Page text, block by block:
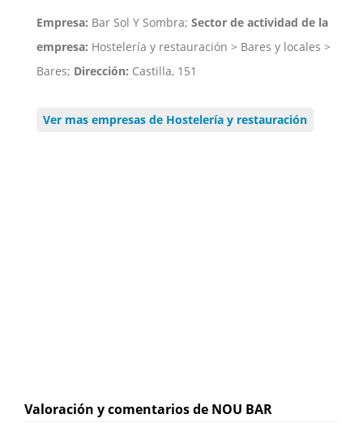
Empresa: Bar Sol Y Sombra; Sector de actividad de la
empresa: Hostelería y restauración > Bares y locales >
Bares; Dirección: Castilla, 151
Ver mas empresas de Hostelería y restauración
Valoración y comentarios de NOU BAR